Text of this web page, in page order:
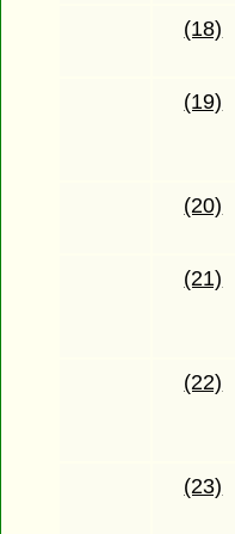
(18)
(19)
(20)
(21)
(22)
(23)